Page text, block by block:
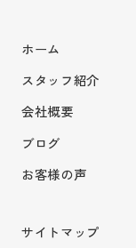
ホーム
スタッフ紹介
会社概要
ブログ
お客様の声
サイトマップ